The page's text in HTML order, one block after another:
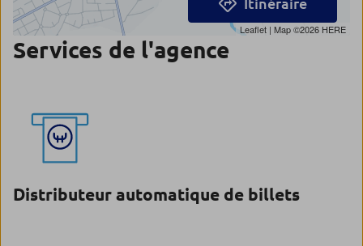
Leaflet | Map ©2026 HERE
Services de l'agence
Distributeur automatique de billets